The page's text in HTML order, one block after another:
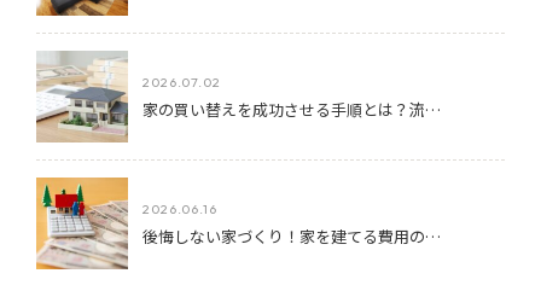
2026.07.02
家の買い替えを成功させる手順とは？流…
2026.06.16
後悔しない家づくり！家を建てる費用の…